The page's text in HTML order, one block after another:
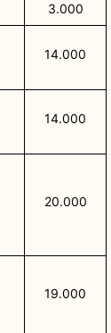
3.000
14.000
14.000
20.000
19.000